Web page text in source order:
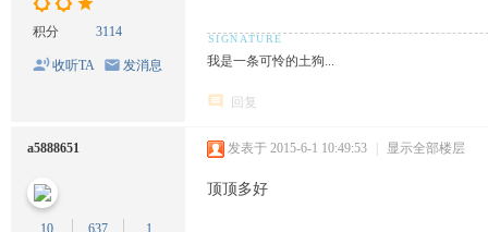
积分 3114
收听TA 发消息 我是一条可怜的土狗...
回复
a5888651
10 637 1
发表于 2015-6-1 10:49:53 | 显示全部楼层
顶顶多好